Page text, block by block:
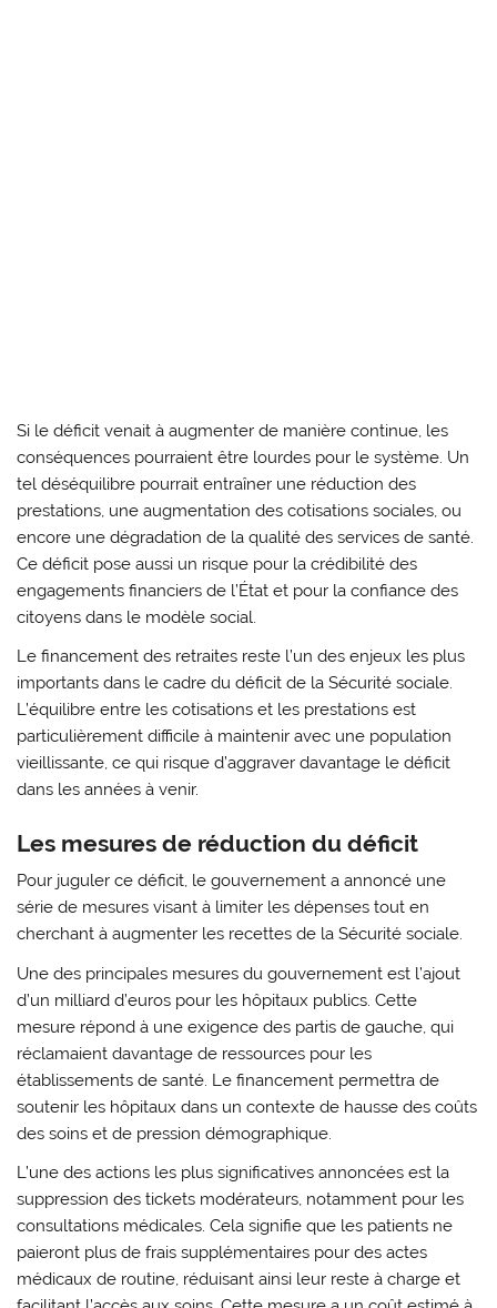
Si le déficit venait à augmenter de manière continue, les
conséquences pourraient être lourdes pour le système. Un
tel déséquilibre pourrait entraîner une réduction des
prestations, une augmentation des cotisations sociales, ou
encore une dégradation de la qualité des services de santé.
Ce déficit pose aussi un risque pour la crédibilité des
engagements financiers de l’État et pour la confiance des
citoyens dans le modèle social.
Le financement des retraites reste l’un des enjeux les plus
importants dans le cadre du déficit de la Sécurité sociale.
L’équilibre entre les cotisations et les prestations est
particulièrement difficile à maintenir avec une population
vieillissante, ce qui risque d’aggraver davantage le déficit
dans les années à venir.
Les mesures de réduction du déficit
Pour juguler ce déficit, le gouvernement a annoncé une
série de mesures visant à limiter les dépenses tout en
cherchant à augmenter les recettes de la Sécurité sociale.
Une des principales mesures du gouvernement est l’ajout
d’un milliard d’euros pour les hôpitaux publics. Cette
mesure répond à une exigence des partis de gauche, qui
réclamaient davantage de ressources pour les
établissements de santé. Le financement permettra de
soutenir les hôpitaux dans un contexte de hausse des coûts
des soins et de pression démographique.
L’une des actions les plus significatives annoncées est la
suppression des tickets modérateurs, notamment pour les
consultations médicales. Cela signifie que les patients ne
paieront plus de frais supplémentaires pour des actes
médicaux de routine, réduisant ainsi leur reste à charge et